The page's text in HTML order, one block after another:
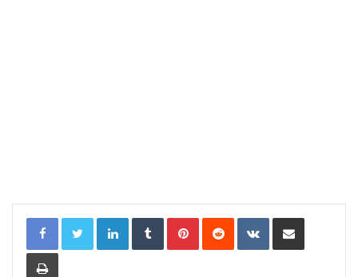
LinkedInTumblrPinterestReddit VKontakteCompartir por correo
Imprimir